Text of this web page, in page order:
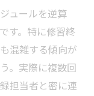
ュールを逆算
す。特に修習終
混雑する傾向が
。実際に複数回
担当者と密に連